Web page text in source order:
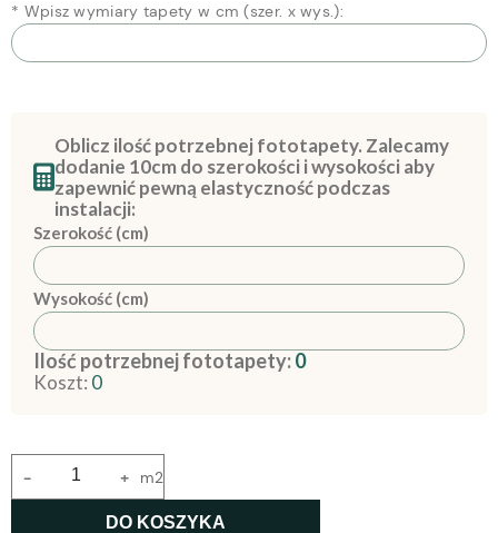
* Wpisz wymiary tapety w cm (szer. x wys.):
Oblicz ilość potrzebnej fototapety. Zalecamy
dodanie 10cm do szerokości i wysokości aby
zapewnić pewną elastyczność podczas
instalacji:
Szerokość (cm)
Wysokość (cm)
Ilość potrzebnej fototapety:0
Koszt: 0
+
- m2
DO KOSZYKA